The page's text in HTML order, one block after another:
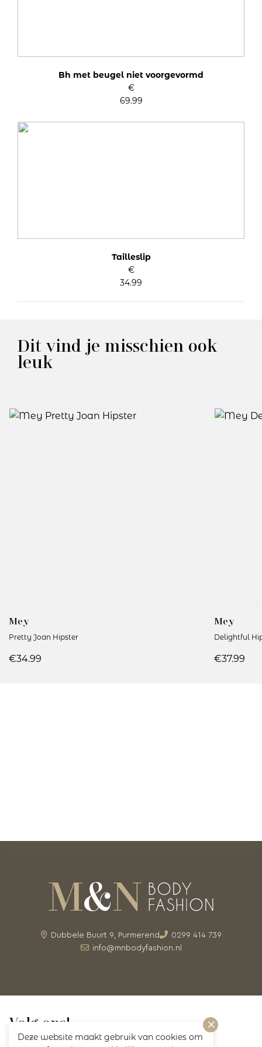
Deze website maakt gebruik van cookies om
Bh met beugel niet voorgevormd
€
69.99
Tailleslip
€
34.99
Dit vind je misschien ook
leuk
Mey
Pretty Joan Hipster
€34.99
Mey
Delightful
€37.99
Dubbele Buurt 9, Purmerend
0299 414 739
info@mnbodyfashion.nl
Volg ons!